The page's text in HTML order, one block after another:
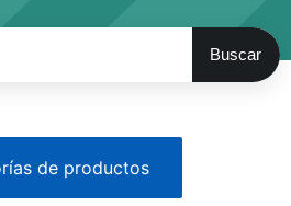
Buscar
de productos